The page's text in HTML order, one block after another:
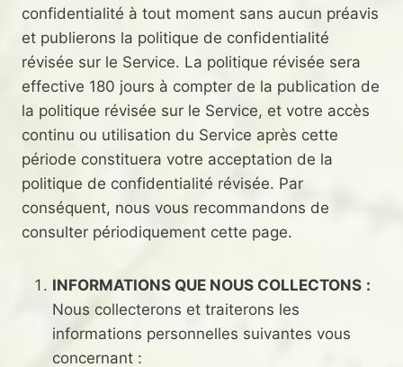
confidentialité à tout moment sans aucun préavis
et publierons la politique de confidentialité
révisée sur le Service. La politique révisée sera
effective 180 jours à compter de la publication de
la politique révisée sur le Service, et votre accès
continu ou utilisation du Service après cette
période constituera votre acceptation de la
politique de confidentialité révisée. Par
conséquent, nous vous recommandons de
consulter périodiquement cette page.
INFORMATIONS QUE NOUS COLLECTONS :
Nous collecterons et traiterons les
informations personnelles suivantes vous
concernant :